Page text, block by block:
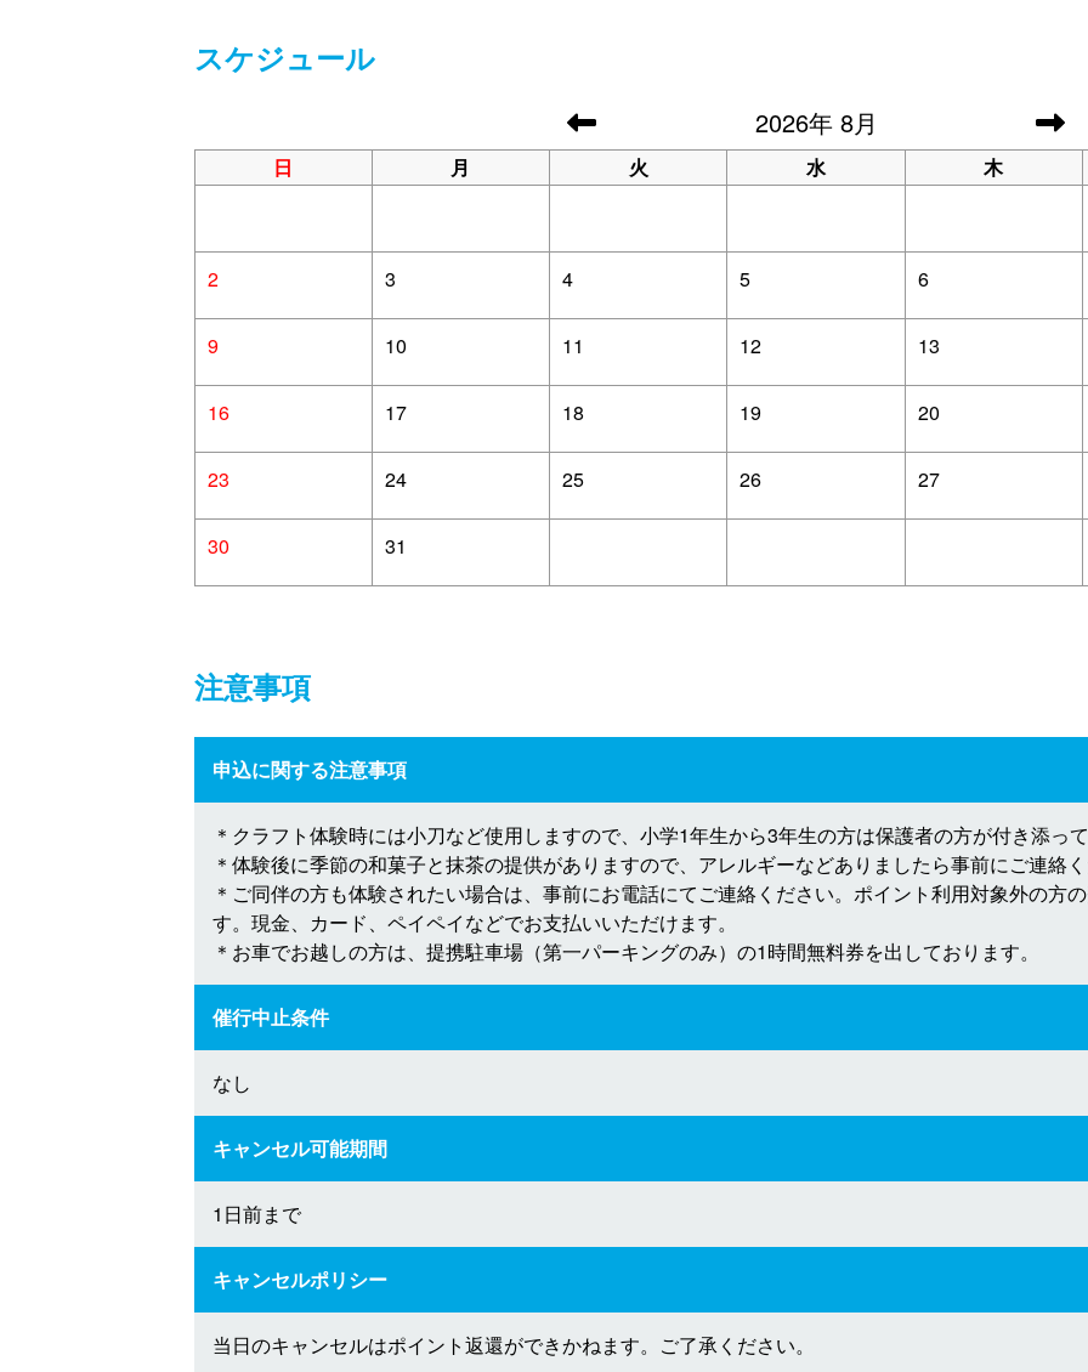
スケジュール
2026年 8月
日 月 火 水 木
2 3 4 5 6
9 10 11 12 13
16 17 18 19 20
23 24 25 26 27
30 31
注意事項
申込に関する注意事項
＊クラフト体験時には小刀など使用しますので、小学1年生から3年生の方は保護者の方が付き添っ
＊体験後に季節の和菓子と抹茶の提供がありますので、アレルギーなどありましたら事前にご連絡
＊ご同伴の方も体験されたい場合は、事前にお電話にてご連絡ください。ポイント利用対象外の方
す。現金、カード、ペイペイなどでお支払いいただけます。
＊お車でお越しの方は、提携駐車場（第一パーキングのみ）の1時間無料券を出しております。
催行中止条件
なし
キャンセル可能期間
1日前まで
キャンセルポリシー
当日のキャンセルはポイント返還ができかねます。ご了承ください。